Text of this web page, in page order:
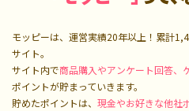
モッピーは、運営実績20年以上！累計
サイト。
サイト内で商品購入やアンケート回答、
ポイントが貯まっていきます。
貯めたポイントは、 現金やお好きな他社